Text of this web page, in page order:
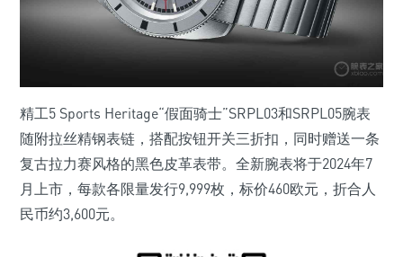
精工5 Sports Heritage“假面骑士”SRPL03和SRPL05腕表
随附拉丝精钢表链，搭配按钮开关三折扣，同时赠送一条
复古拉力赛风格的黑色皮革表带。全新腕表将于2024年7
月上市，每款各限量发行9,999枚，标价460欧元，折合人
民币约3,600元。